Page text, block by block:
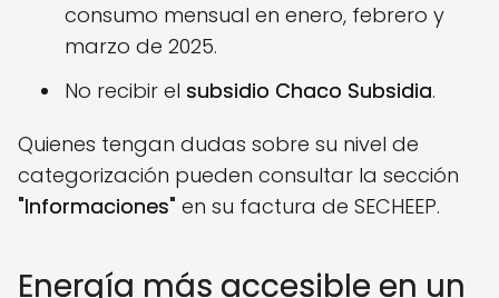
consumo mensual en enero, febrero y
marzo de 2025.
No recibir el subsidio Chaco Subsidia.
Quienes tengan dudas sobre su nivel de
categorización pueden consultar la sección
"Informaciones" en su factura de SECHEEP.
Energía más accesible en un